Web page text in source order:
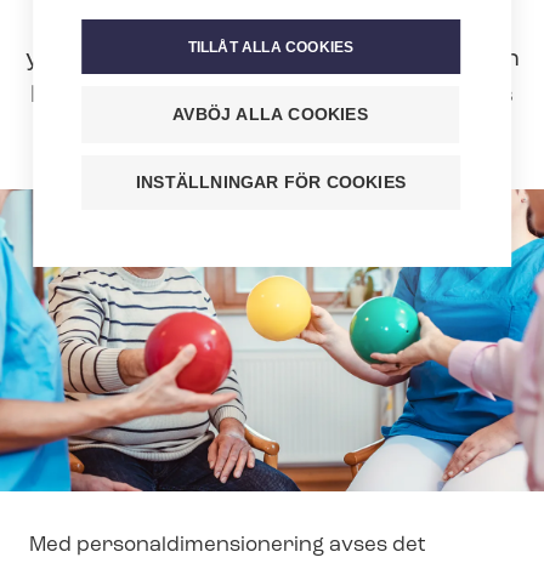
arbetsskift ska det finnas ett antal
yrkesutbildade personer inom social- och
hälsovården som motsvarar klienternas
Med per­so­nal­di­men­sio­ne­ring avses det
TILLÅT ALLA COOKIES
AVBÖJ ALLA COOKIES
INSTÄLLNINGAR FÖR COOKIES